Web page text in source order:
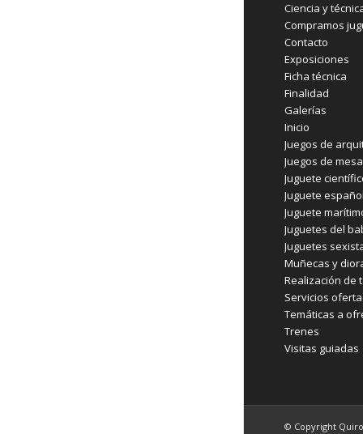
Ciencia y
Compramos
Contacto
Exposiciones
Ficha técnica
Finalidad
Galerías
Inicio
Juegos de
Juegos de mesa
Juguete
Juguete
Juguete
Juguetes del
Juguetes
Muñecas y
Realización de
Servicios
Temáticas a
Trenes
Visitas guiadas
© Copyright